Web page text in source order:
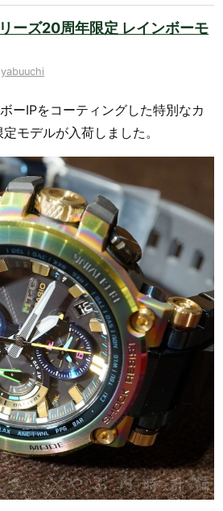
ーズ20周年限定 レインボーモ
yabuuchi
ーIPをコーティングした特別なカ
モデルが入荷しました。